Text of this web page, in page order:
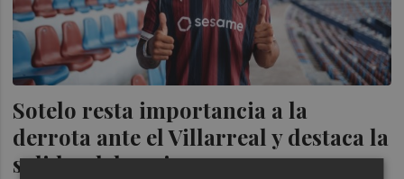
Sotelo resta importancia a la
derrota ante el Villarreal y destaca la
solidez del equipo